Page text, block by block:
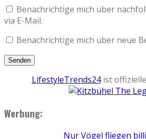
Benachrichtige mich über
via E-Mail.
Benachrichtige mich über neue
LifestyleTrends24ist
Werbung:
Nur Vögel fliegen